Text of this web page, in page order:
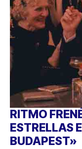
RITMO
ESTRELLAS
BUDAPEST»